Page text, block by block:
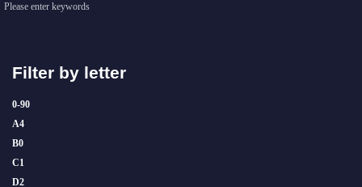
Please enter keywords
Filter by letter
0-90
A4
B0
C1
D2